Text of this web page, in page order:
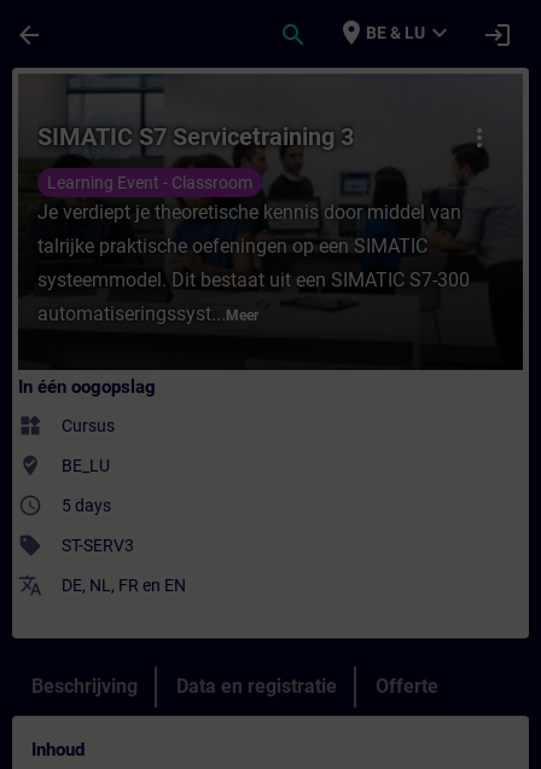
arrow_back search place BE & LU expand_more login
Cursus - SIMATIC S7 Servicetraining 3 -
more_vert
SIMATIC S7 Servicetraining 3
Learning Event - Classroom
Je verdiept je theoretische kennis door middel van
talrijke praktische oefeningen op een SIMATIC
systeemmodel. Dit bestaat uit een SIMATIC S7-300
automatiseringssyst... Meer
In één oogopslag
widgets Cursus
where_to_vote BE_LU
access_time 5 days
sell ST-SERV3
translate DE, NL , FR en EN
Beschrijving Data en registratie Offerte
Inhoud